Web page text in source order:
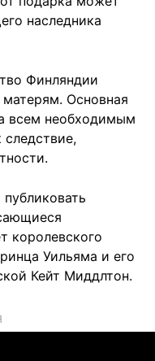
наследника
Финляндии
Основная
всем необходимым
королевского
Уильяма и его
Кейт Миддлтон.